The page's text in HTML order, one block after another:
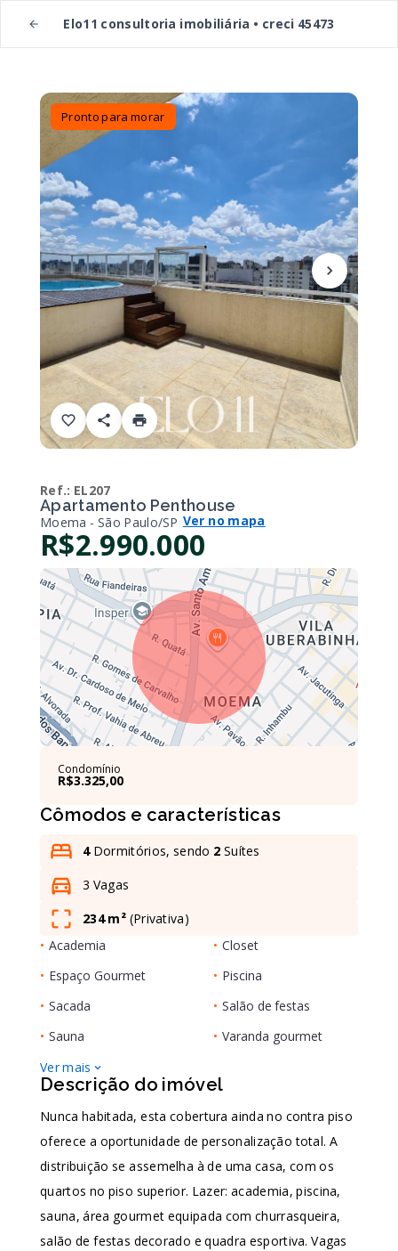
Elo11 consultoria imobiliária • creci 45473
Pronto para morar
Ref.: EL207
Apartamento Penthouse
Moema - São Paulo/SP Ver no mapa
R$2.990.000
Condomínio
R$3.325,00
Cômodos e características
4Dormitórios, sendo 2 Suítes
3 Vagas
234 m² (Privativa)
• Academia • Closet
• Espaço Gourmet • Piscina
• Sacada • Salão de festas
• Sauna • Varanda gourmet
Ver mais
Descrição do imóvel
Nunca habitada, esta cobertura ainda no contra piso
oferece a oportunidade de personalização total. A
distribuição se assemelha à de uma casa, com os
quartos no piso superior. Lazer: academia, piscina,
sauna, área gourmet equipada com churrasqueira,
salão de festas decorado e quadra esportiva. Vagas